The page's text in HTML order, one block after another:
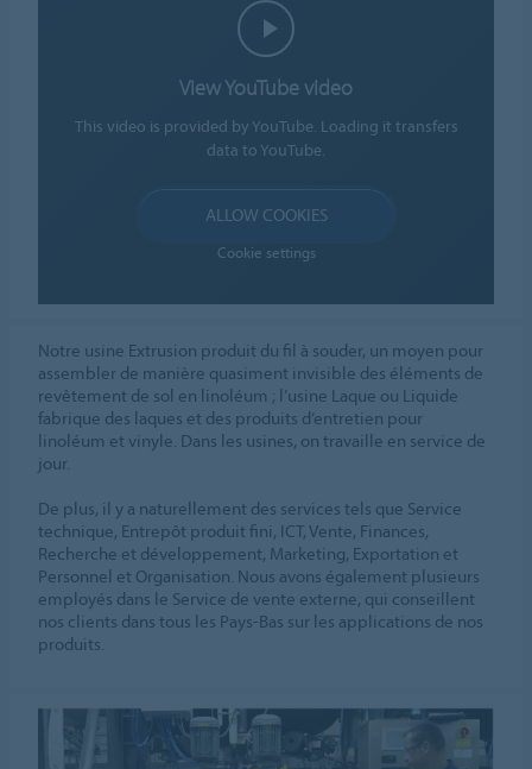
View YouTube video
This video is provided by YouTube. Loading it transfers
data to YouTube.
ALLOW COOKIES
Cookie settings
Notre usine Extrusion produit du fil à souder, un moyen pour
assembler de manière quasiment invisible des éléments de
revêtement de sol en linoléum ; l’usine Laque ou Liquide
fabrique des laques et des produits d’entretien pour
linoléum et vinyle. Dans les usines, on travaille en service de
jour.
De plus, il y a naturellement des services tels que Service
technique, Entrepôt produit fini, ICT, Vente, Finances,
Recherche et développement, Marketing, Exportation et
Personnel et Organisation. Nous avons également plusieurs
employés dans le Service de vente externe, qui conseillent
nos clients dans tous les Pays-Bas sur les applications de nos
produits.